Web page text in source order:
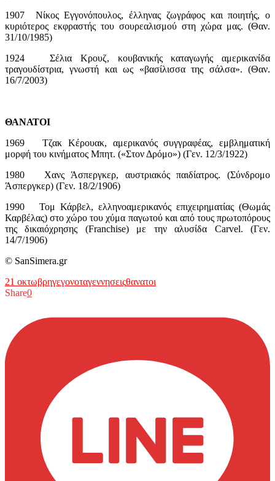
1907 Νίκος Εγγονόπουλος, έλληνας ζωγράφος και ποιητής, ο
κυριότερος εκφραστής του σουρεαλισμού στη χώρα μας. (Θαν.
31/10/1985)
1924 Σέλια Κρουζ, κουβανικής καταγωγής αμερικανίδα
τραγουδίστρια, γνωστή και ως «βασίλισσα της σάλσα». (Θαν.
16/7/2003)
ΘΑΝΑΤΟΙ
1969 Τζακ Κέρουακ, αμερικανός συγγραφέας, εμβληματική
μορφή του κινήματος Μπητ. («Στον Δρόμο») (Γεν. 12/3/1922)
1980 Χανς Άσπεργκερ, αυστριακός παιδίατρος. (Σύνδρομο
Άσπεργκερ) (Γεν. 18/2/1906)
1990 Τομ Κάρβελ, ελληνοαμερικανός επιχειρηματίας (Θωμάς
Καρβέλας) στο χώρο του χύμα παγωτού και από τους πρωτοπόρους
της δικαιόχρησης (Franchise) με την αλυσίδα Carvel. (Γεν.
14/7/1906)
© SanSimera.gr
21 οκτωβρηγεγονοταγεννησειςθανατοι
Share0